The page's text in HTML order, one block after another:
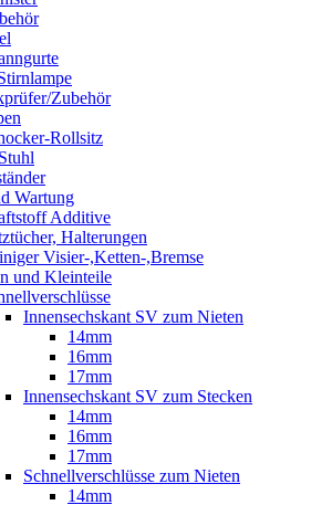
Zubehör
Rollsitz
Wartung
Additive
Halterungen
Visier-,Ketten-,Bremse
und Kleinteile
Innensechskant SV zum Nieten
14mm
16mm
17mm
Innensechskant SV zum Stecken
14mm
16mm
17mm
Schnellverschlüsse zum Nieten
14mm